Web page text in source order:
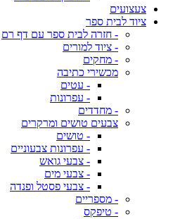
צעצועים
ציוד לבית ספר
- חזרה לבית ספר עם דף רם
- ציוד למורים
- מחקים
מכשירי כתיבה
- עטים
- עפרונות
- מחדדים
צבעים טושים ומרקרים
- טושים
- עפרונות צבעוניים
- צבעי גואש
- צבעי מים
- צבעי פסטל ופנדה
- מספריים
- טיפקס